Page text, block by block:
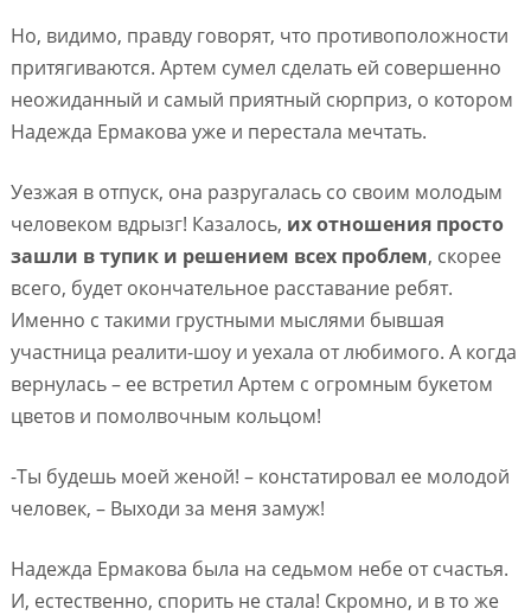
Но, видимо, правду говорят, что противоположности
притягиваются. Артем сумел сделать ей совершенно
неожиданный и самый приятный сюрприз, о котором
Надежда Ермакова уже и перестала мечтать.
Уезжая в отпуск, она разругалась со своим молодым
человеком вдрызг! Казалось, их отношения просто
зашли в тупик и решением всех проблем, скорее
всего, будет окончательное расставание ребят.
Именно с такими грустными мыслями бывшая
участница реалити-шоу и уехала от любимого. А когда
вернулась – ее встретил Артем с огромным букетом
цветов и помолвочным кольцом!
-Ты будешь моей женой! – констатировал ее молодой
человек, – Выходи за меня замуж!
Надежда Ермакова была на седьмом небе от счастья.
И, естественно, спорить не стала! Скромно, и в то же